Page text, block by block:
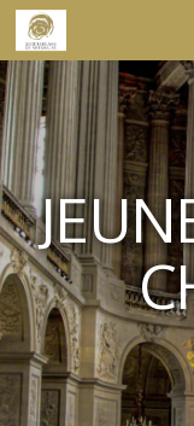
Skip to content